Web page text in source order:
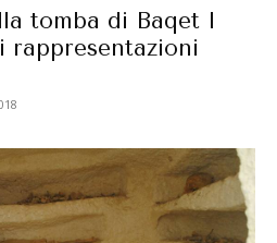
tomba di Baqet I
rappresentazioni